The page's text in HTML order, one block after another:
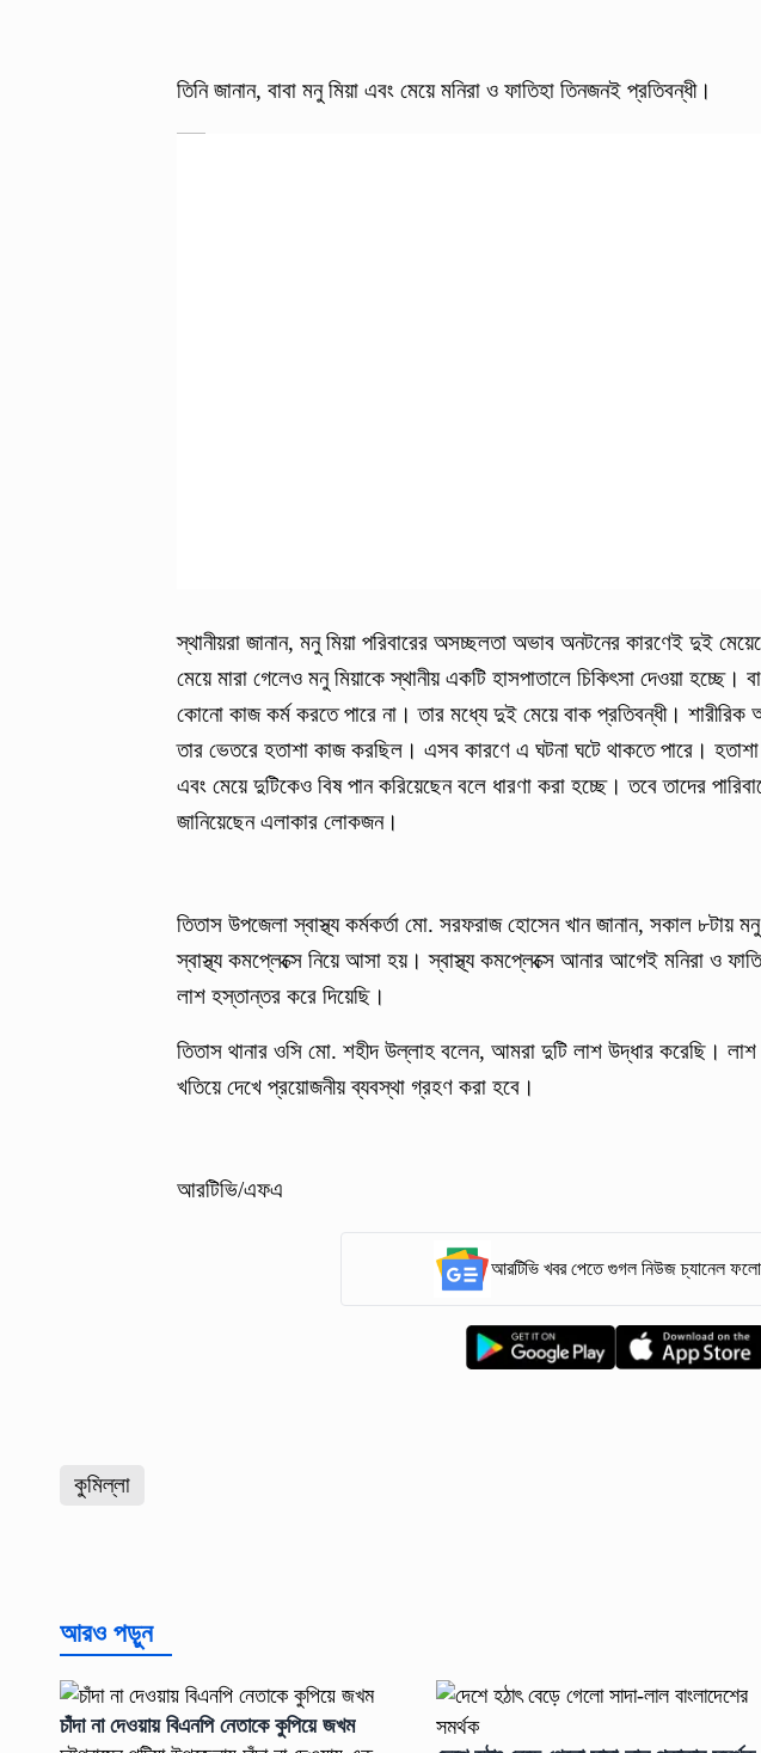
তিনি জানান, বাবা মনু মিয়া এবং মেয়ে মনিরা ও ফাতিহা তিনজনই প্রতিবন্ধী।
স্থানীয়রা জানান, মনু মিয়া পরিবারের অসচ্ছলতা অভাব অনটনের কারণেই দুই
মেয়ে মারা গেলেও মনু মিয়াকে স্থানীয় একটি হাসপাতালে চিকিৎসা দেওয়া হচ্ছে।
কোনো কাজ কর্ম করতে পারে না। তার মধ্যে দুই মেয়ে বাক প্রতিবন্ধী। শারীরিক
তার ভেতরে হতাশা কাজ করছিল। এসব কারণে এ ঘটনা ঘটে থাকতে পারে। হতাশা
এবং মেয়ে দুটিকেও বিষ পান করিয়েছেন বলে ধারণা করা হচ্ছে। তবে তাদের
জানিয়েছেন এলাকার লোকজন।
তিতাস উপজেলা স্বাস্থ্য কর্মকর্তা মো. সরফরাজ হোসেন খান জানান, সকাল ৮টায়
স্বাস্থ্য কমপ্লেক্সে নিয়ে আসা হয়। স্বাস্থ্য কমপ্লেক্সে আনার আগেই মনিরা ও
লাশ হস্তান্তর করে দিয়েছি।
তিতাস থানার ওসি মো. শহীদ উল্লাহ বলেন, আমরা দুটি লাশ উদ্ধার করেছি। লাশ
খতিয়ে দেখে প্রয়োজনীয় ব্যবস্থা গ্রহণ করা হবে।
আরটিভি/এফএ
আরটিভি খবর পেতে গুগল নিউজ চ্যানেল
কুমিল্লা
আরও পড়ুন
চাঁদা না দেওয়ায় বিএনপি নেতাকে কুপিয়ে জখম